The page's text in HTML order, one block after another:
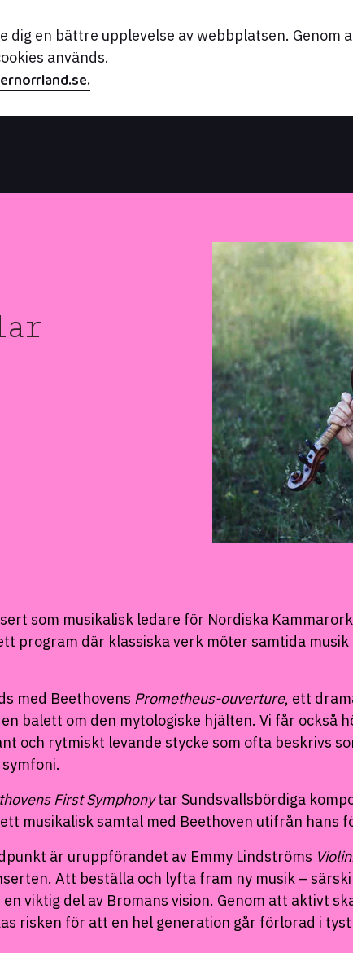
dig en bättre upplevelse av webbplatsen. Genom
används.
som musikalisk ledare för Nordiska
program där klassiska verk möter samtida
med Beethovens Prometheus-ouverture, ett
balett om den mytologiske hjälten. Vi får också
och rytmiskt levande stycke som ofta beskrivs
First Symphonytar Sundsvallsbördiga
musikalisk samtal med Beethoven utifrån hans
är uruppförandet av Emmy Lindströms
Att beställa och lyfta fram ny musik –
viktig del av Bromans vision. Genom att aktivt
risken för att en hel generation går förlorad i